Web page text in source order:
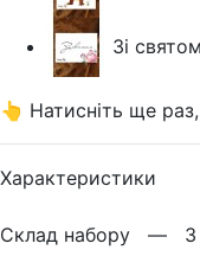
Зі святом
👆 Натисніть ще
Характеристики
Склад набору —